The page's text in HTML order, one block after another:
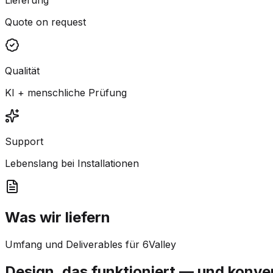
Quote on request
Qualität
KI + menschliche Prüfung
Support
Lebenslang bei Installationen
Was wir liefern
Umfang und Deliverables für 6Valley